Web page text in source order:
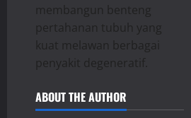
membangun benteng
pertahanan tubuh yang
kuat melawan berbagai
penyakit degeneratif.
ABOUT THE AUTHOR